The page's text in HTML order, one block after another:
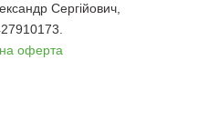
Сергійович,
оферта